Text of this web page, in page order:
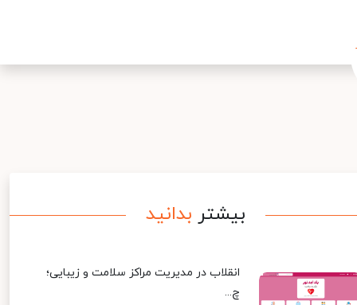
بیشتر بدانید
انقلاب در مدیریت مراکز سلامت و زیبایی؛
چ...